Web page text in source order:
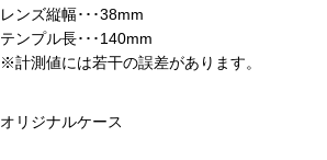
レンズ縦幅･･･38mm
テンプル長･･･140mm
※計測値には若干の誤差があります。
オリジナルケース